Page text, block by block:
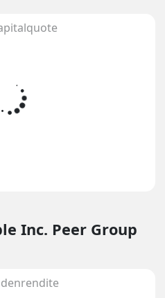
Inc. Peer Group